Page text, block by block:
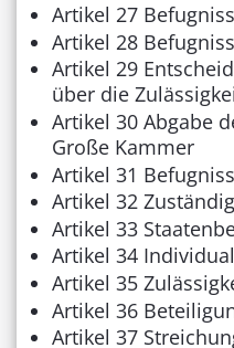
Artikel 27
Artikel 28
Artikel 29
über die
Artikel 30 Abgabe
Große Kammer
Artikel 31
Artikel 32
Artikel 33
Artikel 34
Artikel 35
Artikel 36
Artikel 37